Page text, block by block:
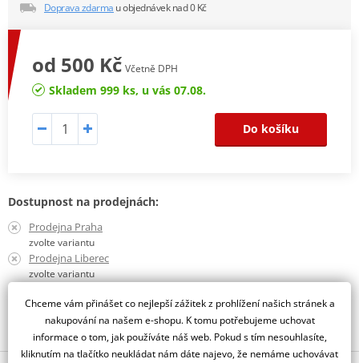
Doprava zdarma u objednávek nad 0 Kč
od 500 Kč Včetně DPH
Skladem 999 ks, u vás 07.08.
Do košíku
Dostupnost na prodejnách:
Prodejna Praha
zvolte variantu
Prodejna Liberec
zvolte variantu
Obraťte se na specialistu
Chceme vám přinášet co nejlepší zážitek z prohlížení našich stránek a
nakupování na našem e-shopu. K tomu potřebujeme uchovat
informace o tom, jak používáte náš web. Pokud s tím nesouhlasíte,
kliknutím na tlačítko neukládat nám dáte najevo, že nemáme uchovávat